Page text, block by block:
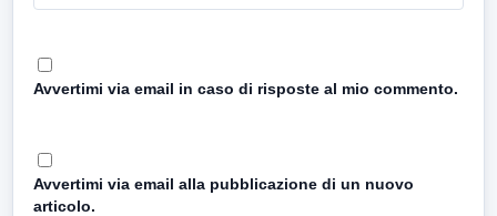
Avvertimi via email in caso di risposte al mio commento.
Avvertimi via email alla pubblicazione di un nuovo
articolo.